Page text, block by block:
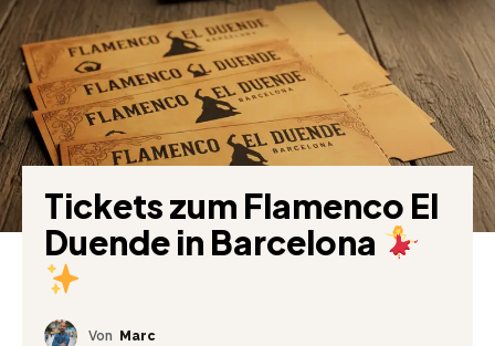
Tickets zum Flamenco El
Duende in Barcelona
Von Marc